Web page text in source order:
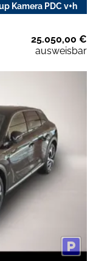
Kamera PDC v+h
25.050,00 €
ausweisbar